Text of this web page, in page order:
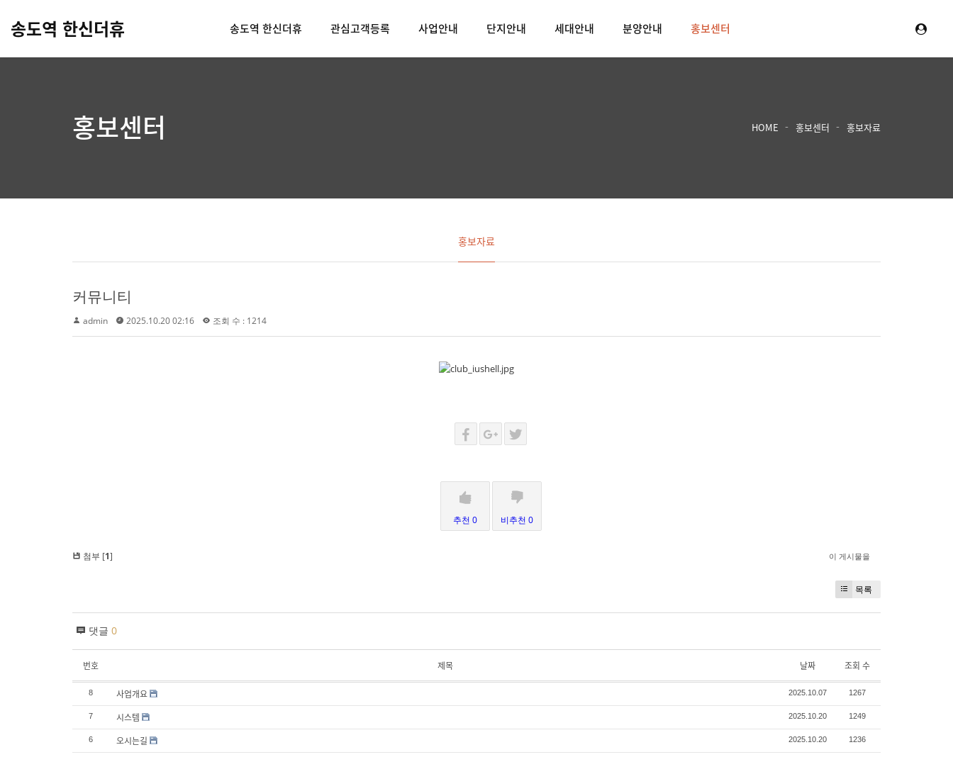
송도역 한신더휴 송도역 한신더휴 관심고객등록 사업안내 단지안내 세대안내 분양안내 홍보센터
홍보센터 HOME 홍보센터 홍보자료
홍보자료
커뮤니티
admin 2025.10.20 02:16 조회 수 : 1214
추천 0 비추천 0
첨부 [1] 이 게시물을
목록
댓글 0
번호 제목 날짜 조회 수
8 사업개요 2025.10.07 1267
7 시스템 2025.10.20 1249
6 오시는길 2025.10.20 1236